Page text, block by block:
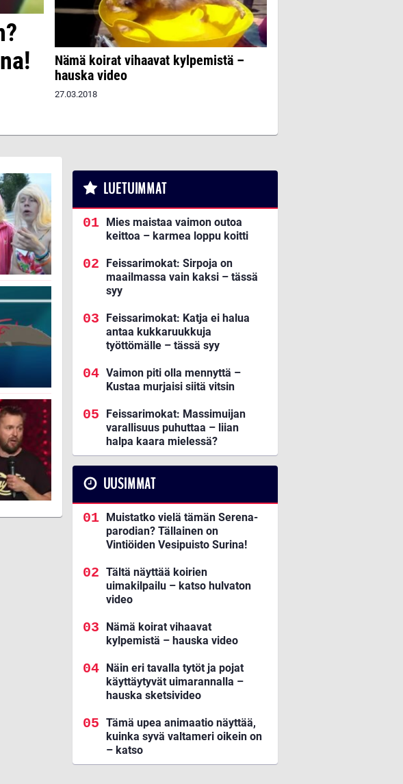
Nämä koirat vihaavat kylpemistä –
hauska video
27.03.2018
LUETUIMMAT
Mies maistaa vaimon outoa
keittoa – karmea loppu koitti
Feissarimokat: Sirpoja on
maailmassa vain kaksi – tässä
syy
Feissarimokat: Katja ei halua
antaa kukkaruukkuja
työttömälle – tässä syy
Vaimon piti olla mennyttä –
Kustaa murjaisi siitä vitsin
Feissarimokat: Massimuijan
varallisuus puhuttaa – liian
halpa kaara mielessä?
UUSIMMAT
Muistatko vielä tämän Serena-
parodian? Tällainen on
Vintiöiden Vesipuisto Surina!
Tältä näyttää koirien
uimakilpailu – katso hulvaton
video
Nämä koirat vihaavat
kylpemistä – hauska video
Näin eri tavalla tytöt ja pojat
käyttäytyvät uimarannalla –
hauska sketsivideo
Tämä upea animaatio näyttää,
kuinka syvä valtameri oikein on
– katso